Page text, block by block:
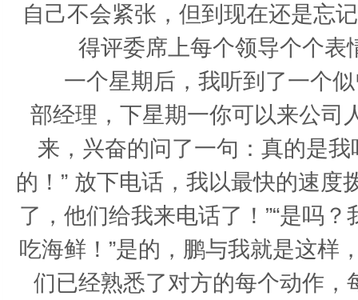
自己不会紧张，但到现在还是忘
得评委席上每个领导个个表
一个星期后，我听到了一个似
部经理，下星期一你可以来公司
来，兴奋的问了一句：真的是
的！” 放下电话，我以最快的速
了，他们给我来电话了！”“是吗
吃海鲜！”是的，鹏与我就是这样
们已经熟悉了对方的每个动作